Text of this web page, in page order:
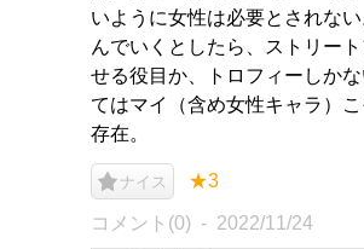
いように女性は必要とされな
んでいくとしたら、ストリー
せる役目か、トロフィーしか
てはマイ（含め女性キャラ）
存在。
ナイス ★3
コメント(0) 2022/11/24